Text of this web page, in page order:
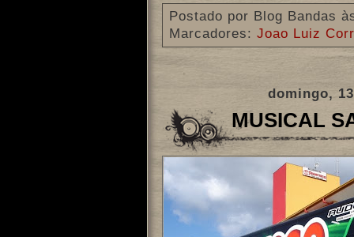
Postado por Blog Bandas
Marcadores: Joao Luiz
domingo,
MUSICAL